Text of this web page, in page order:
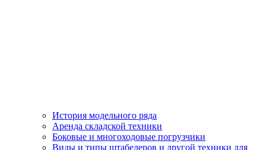
История модельного ряда
Аренда складской техники
Боковые и многоходовые погрузчики
Виды и типы штабелеров и другой техники для